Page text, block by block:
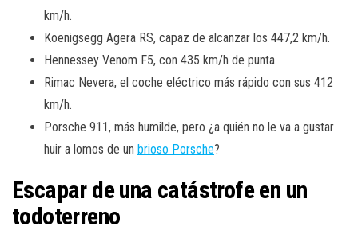
km/h.
Koenigsegg Agera RS, capaz de alcanzar los 447,2 km/h.
Hennessey Venom F5, con 435 km/h de punta.
Rimac Nevera, el coche eléctrico más rápido con sus 412
km/h.
Porsche 911, más humilde, pero ¿a quién no le va a gustar
huir a lomos de un brioso Porsche?
Escapar de una catástrofe en un
todoterreno